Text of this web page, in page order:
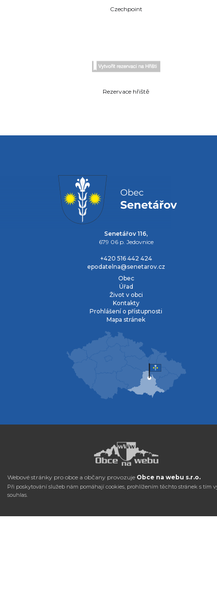
Czechpoint
Rezervace hřiště
Senetářov 116,
679 06 p. Jedovnice
+420 516 442 424
epodatelna@senetarov.cz
Obec
Úřad
Život v obci
Kontakty
Prohlášení o přístupnosti
Mapa stránek
Webové stránky pro obce a občany provozuje Obce na webu s.r.o.
Při poskytování služeb nám pomáhají cookies, prohlížením těchto stránek s tím
souhlas.